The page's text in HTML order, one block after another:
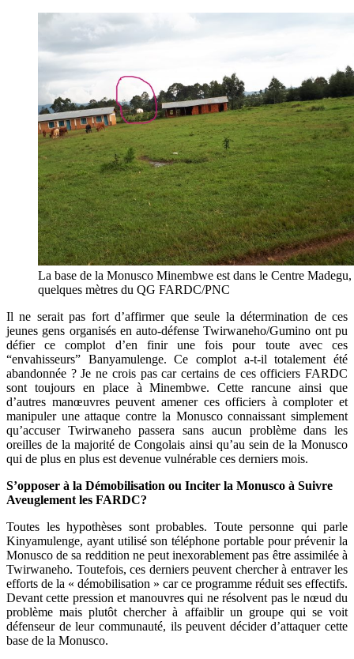
La base de la Monusco Minembwe est dans le Centre Madegu,
quelques mètres du QG FARDC/PNC
Il ne serait pas fort d’affirmer que seule la détermination de ces
jeunes gens organisés en auto-défense Twirwaneho/Gumino ont pu
défier ce complot d’en finir une fois pour toute avec ces
“envahisseurs” Banyamulenge. Ce complot a-t-il totalement été
abandonnée ? Je ne crois pas car certains de ces officiers FARDC
sont toujours en place à Minembwe. Cette rancune ainsi que
d’autres manœuvres peuvent amener ces officiers à comploter et
manipuler une attaque contre la Monusco connaissant simplement
qu’accuser Twirwaneho passera sans aucun problème dans les
oreilles de la majorité de Congolais ainsi qu’au sein de la Monusco
qui de plus en plus est devenue vulnérable ces derniers mois.
S’opposer à la Démobilisation ou Inciter la Monusco à Suivre
Aveuglement les FARDC?
Toutes les hypothèses sont probables. Toute personne qui parle
Kinyamulenge, ayant utilisé son téléphone portable pour prévenir la
Monusco de sa reddition ne peut inexorablement pas être assimilée à
Twirwaneho. Toutefois, ces derniers peuvent chercher à entraver les
efforts de la « démobilisation » car ce programme réduit ses effectifs.
Devant cette pression et manouvres qui ne résolvent pas le nœud du
problème mais plutôt chercher à affaiblir un groupe qui se voit
défenseur de leur communauté, ils peuvent décider d’attaquer cette
base de la Monusco.